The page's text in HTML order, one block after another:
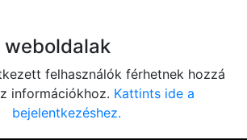
weboldalak
felhasználók férhetnek hozzá
információkhoz. Kattints ide a
bejelentkezéshez.